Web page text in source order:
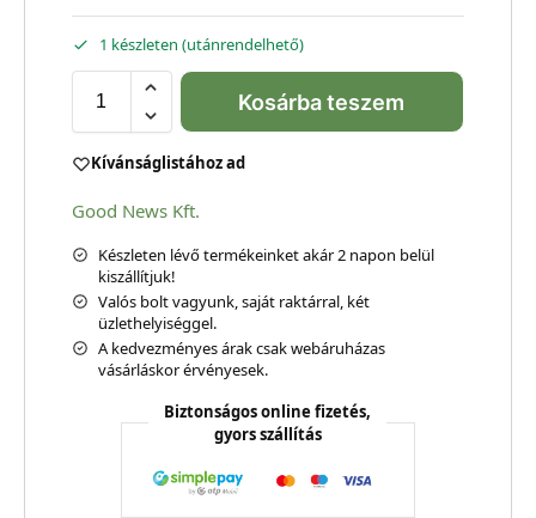
1 készleten (utánrendelhető)
Kosárba teszem
Kívánságlistához ad
Good News Kft.
Készleten lévő termékeinket akár 2 napon belül
kiszállítjuk!
Valós bolt vagyunk, saját raktárral, két
üzlethelyiséggel.
A kedvezményes árak csak webáruházas
vásárláskor érvényesek.
Biztonságos online fizetés,
gyors szállítás